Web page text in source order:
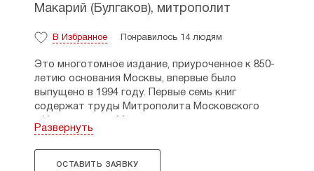
Макарий (Булгаков), митрополит
В Избранное Понравилось 14 людям
Это многотомное издание, приуроченное к 850-
летию основания Москвы, впервые было
выпущено в 1994 году. Первые семь книг
содержат труды Митрополита Московского
духовного деятеля и богослова XIX и начала ХХ
века. Автор начинает свой труд с ознакомления
читателя с историей русского христианства
Развернуть
ОСТАВИТЬ ЗАЯВКУ